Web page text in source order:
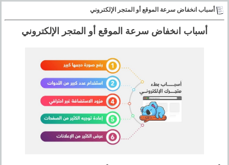
أسباب انخفاض سرعة الموقع أو المتجر الإلكتروني
أسباب انخفاض سرعة الموقع أو المتجر الإلكتروني